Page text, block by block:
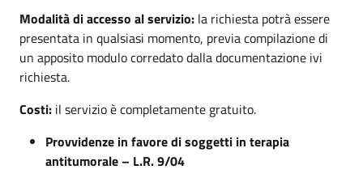
Modalità di accesso al servizio: la richiesta potrà essere
presentata in qualsiasi momento, previa compilazione di
un apposito modulo corredato dalla documentazione ivi
richiesta.
Costi: il servizio è completamente gratuito.
Provvidenze in favore di soggetti in terapia
antitumorale – L.R. 9/04